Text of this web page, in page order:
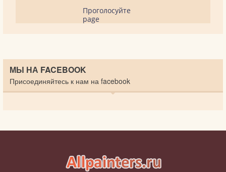
Проголосуйте
page
МЫ НА FACEBOOK
Присоединяйтесь к нам на facebook